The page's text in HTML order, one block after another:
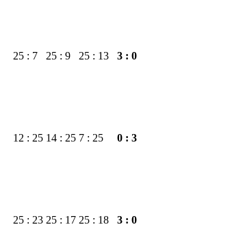
25 : 7 25 : 9 25 : 13
3 : 0
12 : 25 14 : 25 7 : 25
0 : 3
25 : 23 25 : 17 25 : 18
3 : 0